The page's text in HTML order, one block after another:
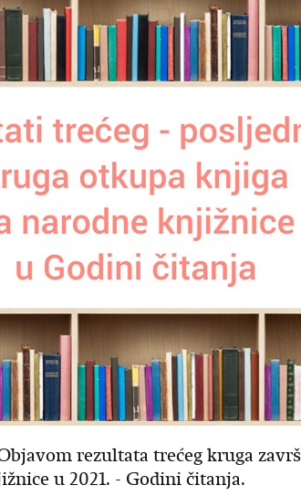
rezultata trećeg kruga
u 2021. - Godini čitanja.